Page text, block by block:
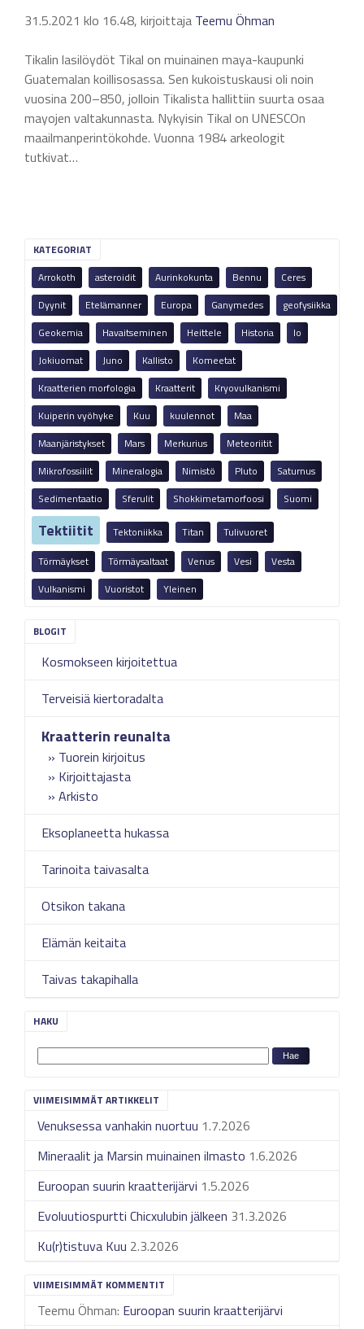
KATEGORIAT
Arrokoth
asteroidit Aurinkokunta Bennu
Ceres
Dyynit
Etelämanner Europa Ganymedes
geofysiikka
Geokemia
Havaitseminen Heittele Historia
Io
Jokiuomat
Juno Kallisto
Komeetat
Kraatterien morfologia
Kraatterit
Kryovulkanismi
Kuiperin vyöhyke
Kuu kuulennot
Maa
Maanjäristykset
Mars Merkurius
Meteoriitit
Mikrofossiilit
Mineralogia Nimistö Pluto
Saturnus
Sedimentaatio
Sferulit Shokkimetamorfoosi Suomi
Tektiitit Tektoniikka Titan
Tulivuoret
Törmäykset
Törmäysaltaat Venus Vesi
Vesta
Vulkanismi
Vuoristot Yleinen
Kosmokseen kirjoitettua
Terveisiä kiertoradalta
Kraatterin reunalta
Tuorein kirjoitus
Kirjoittajasta
Arkisto
Eksoplaneetta hukassa
Tarinoita taivasalta
Otsikon takana
Elämän keitaita
Taivas takapihalla
HAKU
VIIMEISIMMÄT ARTIKKELIT
Venuksessa vanhakin nuortuu 1.7.2026
Mineraalit ja Marsin muinainen ilmasto 1.6.2026
Euroopan suurin kraatterijärvi 1.5.2026
Evoluutiospurtti Chicxulubin jälkeen 31.3.2026
Ku(r)tistuva Kuu 2.3.2026
VIIMEISIMMÄT KOMMENTIT
Teemu Öhman: Euroopan suurin kraatterijärvi
31.5.2021 klo 16.48, kirjoittaja Teemu Öhman
Tikalin lasilöydöt Tikal on muinainen maya-kaupunki
Guatemalan koillisosassa. Sen kukoistuskausi oli noin
vuosina 200–850, jolloin Tikalista hallittiin suurta osaa
mayojen valtakunnasta. Nykyisin Tikal on UNESCOn
maailmanperintökohde. Vuonna 1984 arkeologit
tutkivat…